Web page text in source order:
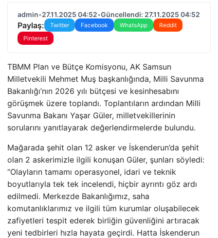
admin•27.11.2025 04:52•Güncellendi: 27.11.2025 04:52
Paylaş: Twitter Facebook WhatsApp
Reddit
Pinterest
TBMM Plan ve Bütçe Komisyonu, AK Samsun
Milletvekili Mehmet Muş başkanlığında, Milli Savunma
Bakanlığı’nın 2026 yılı bütçesi ve kesinhesabını
görüşmek üzere toplandı. Toplantıların ardından Milli
Savunma Bakanı Yaşar Güler, milletvekillerinin
sorularını yanıtlayarak değerlendirmelerde bulundu.
Mağarada şehit olan 12 asker ve İskenderun’da şehit
olan 2 askerimizle ilgili konuşan Güler, şunları söyledi:
“Olayların tamamı operasyonel, idari ve teknik
boyutlarıyla tek tek incelendi, hiçbir ayrıntı göz ardı
edilmedi. Merkezde Bakanlığımız, saha
komutanlıklarımız ve ilgili tüm kurumlar oluşabilecek
zafiyetleri tespit ederek birliğin güvenliğini artıracak
yeni tedbirleri hızla hayata geçirdi. Hatta İskenderun